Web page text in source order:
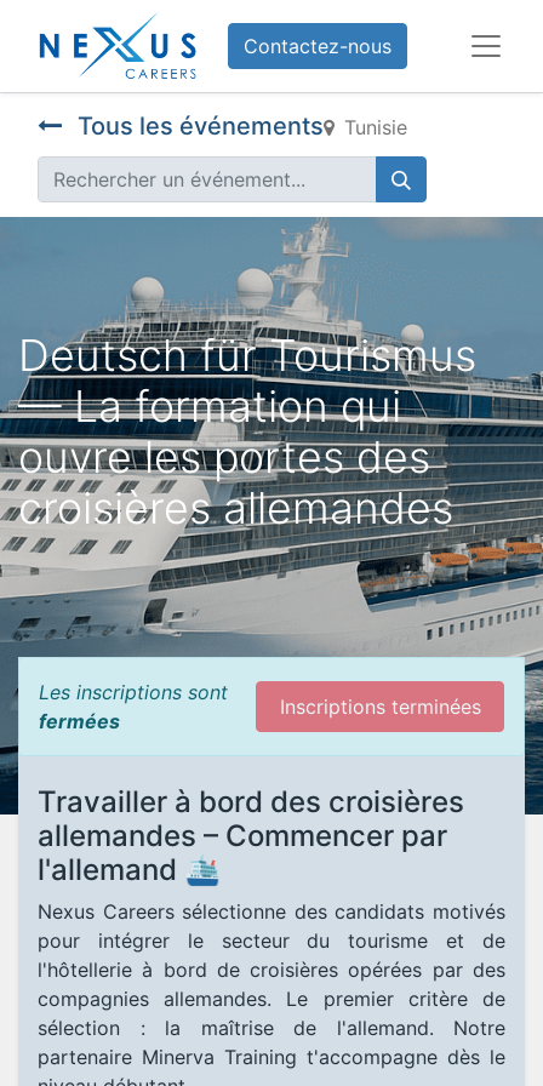
Contactez-nous
Tous les événements Tunisie
Deutsch für Tourismus
— La formation qui
ouvre les portes des
croisières allemandes
Les inscriptions sont
fermées
Inscriptions terminées
Travailler à bord des croisières
allemandes – Commencer par
l'allemand 🛳️
Nexus Careers sélectionne des candidats motivés
pour intégrer le secteur du tourisme et de
l'hôtellerie à bord de croisières opérées par des
compagnies allemandes. Le premier critère de
sélection : la maîtrise de l'allemand. Notre
partenaire Minerva Training t'accompagne dès le